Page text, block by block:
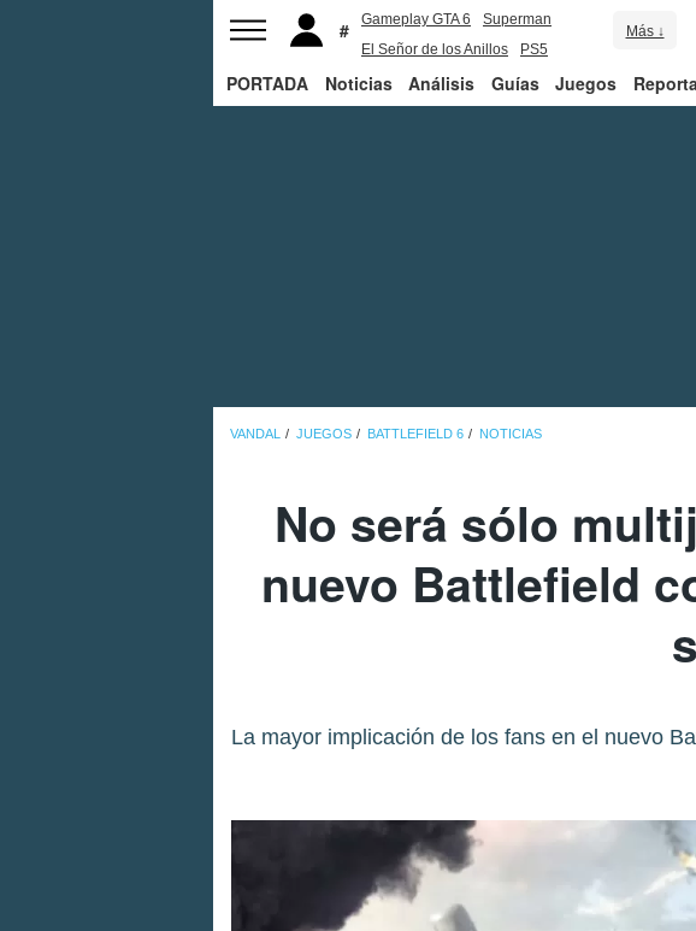
Gameplay GTA 6
Superman
El Señor de los Anillos
PS5
Más ↓
PORTADA Noticias Análisis Guías Juegos
VANDAL JUEGOS BATTLEFIELD 6 NOTICIAS
No será sólo
nuevo Battlefield
La mayor implicación de los fans en el nuevo